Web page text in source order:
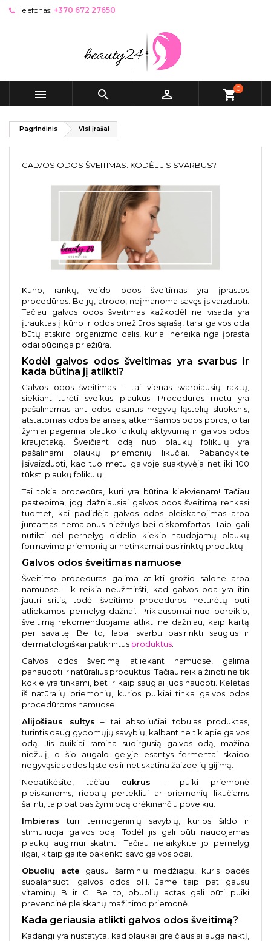
Telefonas: +370 672 27650
   shopping_cart0
Pagrindinis Visi įrašai
GALVOS ODOS ŠVEITIMAS. KODĖL JIS SVARBUS?
Kūno, rankų, veido odos šveitimas yra įprastos
procedūros. Be jų, atrodo, neįmanoma savęs įsivaizduoti.
Tačiau galvos odos šveitimas kažkodėl ne visada yra
įtrauktas į kūno ir odos priežiūros sąrašą, tarsi galvos oda
būtų atskiro organizmo dalis, kuriai nereikalinga įprasta
odai būdinga priežiūra.
Kodėl galvos odos šveitimas yra svarbus ir
kada būtina jį atlikti?
Galvos odos šveitimas – tai vienas svarbiausių raktų,
siekiant turėti sveikus plaukus. Procedūros metu yra
pašalinamas ant odos esantis negyvų ląstelių sluoksnis,
atstatomas odos balansas, atkemšamos odos poros, o tai
žymiai pagerina plauko folikulų aktyvumą ir galvos odos
kraujotaką. Šveičiant odą nuo plaukų folikulų yra
pašalinami plaukų priemonių likučiai. Pabandykite
įsivaizduoti, kad tuo metu galvoje suaktyvėja net iki 100
tūkst. plaukų folikulų!
Tai tokia procedūra, kuri yra būtina kiekvienam! Tačiau
pastebima, jog dažniausiai galvos odos šveitimą renkasi
tuomet, kai padidėja galvos odos pleiskanojimas arba
juntamas nemalonus niežulys bei diskomfortas. Taip gali
nutikti dėl pernelyg didelio kiekio naudojamų plaukų
formavimo priemonių ar netinkamai pasirinktų produktų.
Galvos odos šveitimas namuose
Šveitimo procedūras galima atlikti grožio salone arba
namuose. Tik reikia neužmiršti, kad galvos oda yra itin
jautri sritis, todėl šveitimo procedūros neturėtų būti
atliekamos pernelyg dažnai. Priklausomai nuo poreikio,
šveitimą rekomenduojama atlikti ne dažniau, kaip kartą
per savaitę. Be to, labai svarbu pasirinkti saugius ir
dermatologiškai patikrintus produktus
Galvos odos šveitimą atliekant namuose, galima
panaudoti ir natūralius produktus. Tačiau reikia žinoti ne tik
kokie yra tinkami, bet ir kaip saugiai juos naudoti. Keletas
iš natūralių priemonių, kurios puikiai tinka galvos odos
procedūroms namuose:
Alijošiaus sultys – tai absoliučiai tobulas produktas,
turintis daug gydomųjų savybių, kalbant ne tik apie galvos
odą. Jis puikiai ramina sudirgusią galvos odą, mažina
niežulį, o šio augalo gelyje esantys fermentai skaido
negyvąsias odos ląsteles ir net skatina žaizdelių gijimą.
Nepatikėsite, tačiau cukrus – puiki priemonė
pleiskanoms, riebalų pertekliui ar priemonių likučiams
šalinti, taip pat pasižymi odą drėkinančiu poveikiu.
Imbieras turi termogeninių savybių, kurios šildo ir
stimuliuoja galvos odą. Todėl jis gali būti naudojamas
plaukų augimui skatinti. Tačiau nelaikykite jo pernelyg
ilgai, kitaip galite pakenkti savo galvos odai.
Obuolių acte gausu šarminių medžiagų, kuris padės
subalansuoti galvos odos pH. Jame taip pat gausu
vitaminų B ir C. Be to, obuolių actas gali būti puiki
prevencinė pleiskanų mažinimo priemonė.
Kada geriausia atlikti galvos odos šveitimą?
Kadangi yra nustatyta, kad plaukai greičiausiai auga naktį,